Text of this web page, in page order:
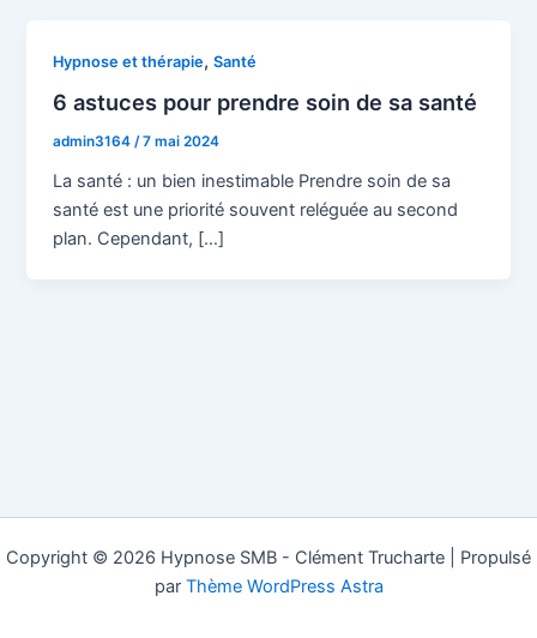
Hypnose et thérapie,Santé
6 astuces pour prendre soin de sa santé​
admin3164/7 mai 2024
La santé : un bien inestimable Prendre soin de sa
santé est une priorité souvent reléguée au second
plan. Cependant, […]
Copyright © 2026 Hypnose SMB - Clément Trucharte | Propulsé
par Thème WordPress Astra